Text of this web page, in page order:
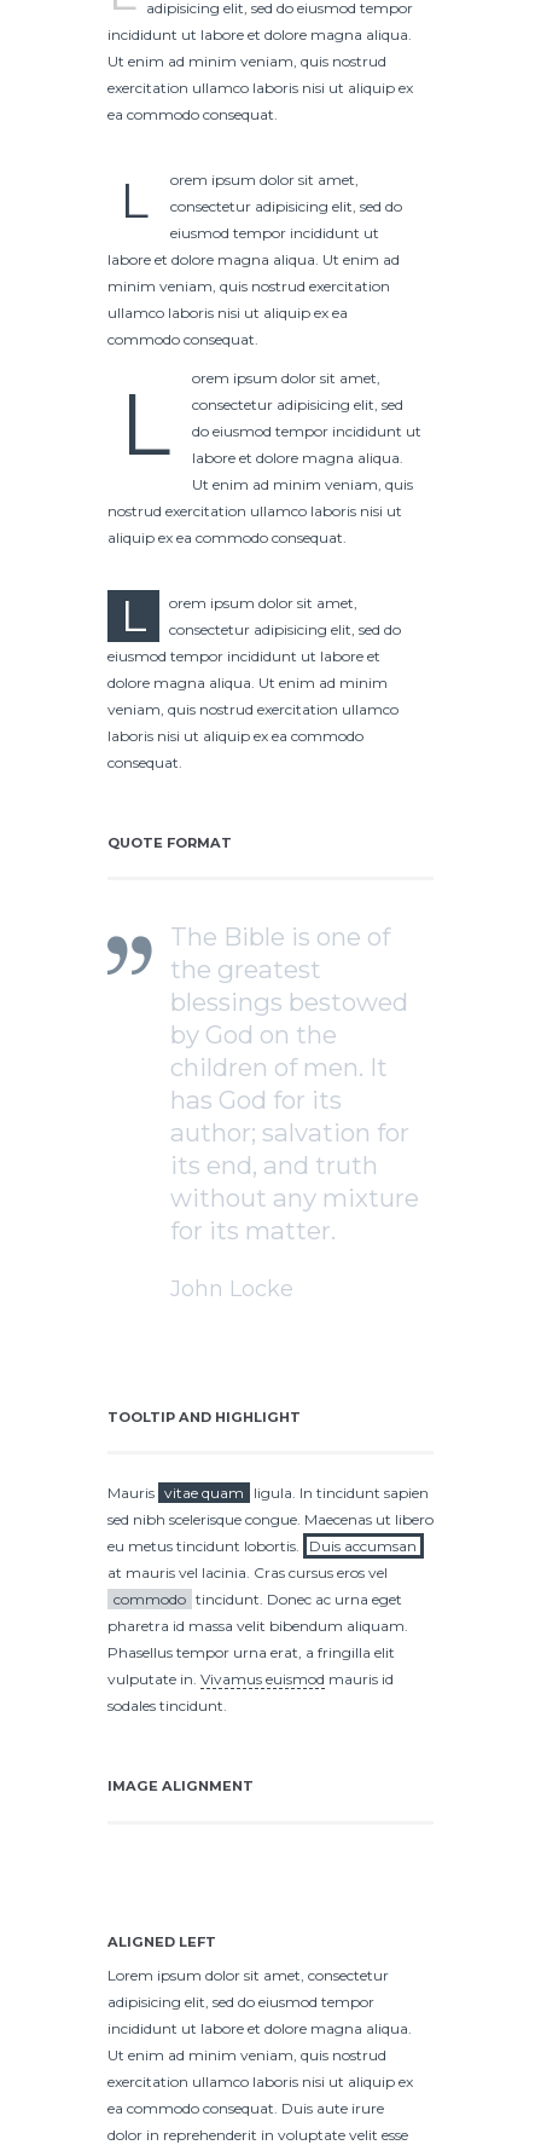
adipisicing elit, sed do eiusmod tempor
incididunt ut labore et dolore magna aliqua.
Ut enim ad minim veniam, quis nostrud
exercitation ullamco laboris nisi ut aliquip ex
ea commodo consequat.
L
orem ipsum dolor sit amet,
consectetur adipisicing elit, sed do
eiusmod tempor incididunt ut
labore et dolore magna aliqua. Ut enim ad
minim veniam, quis nostrud exercitation
ullamco laboris nisi ut aliquip ex ea
commodo consequat.
L
orem ipsum dolor sit amet,
consectetur adipisicing elit, sed
do eiusmod tempor incididunt ut
labore et dolore magna aliqua.
Ut enim ad minim veniam, quis
nostrud exercitation ullamco laboris nisi ut
aliquip ex ea commodo consequat.
L
orem ipsum dolor sit amet,
consectetur adipisicing elit, sed do
eiusmod tempor incididunt ut labore et
dolore magna aliqua. Ut enim ad minim
veniam, quis nostrud exercitation ullamco
laboris nisi ut aliquip ex ea commodo
consequat.
QUOTE FORMAT
The Bible is one of
the greatest
blessings bestowed
by God on the
children of men. It
has God for its
author; salvation for
its end, and truth
without any mixture
for its matter.
John Locke
TOOLTIP AND HIGHLIGHT
Mauris vitae quam
ligula. In tincidunt sapien
sed nibh scelerisque congue. Maecenas ut libero
eu metus tincidunt lobortis.
Duis accumsan
at mauris vel lacinia. Cras cursus eros vel
commodo tincidunt. Donec ac urna eget
pharetra id massa velit bibendum aliquam.
Phasellus tempor urna erat, a fringilla elit
vulputate in. Vivamus euismod mauris id
sodales tincidunt.
IMAGE ALIGNMENT
ALIGNED LEFT
Lorem ipsum dolor sit amet, consectetur
adipisicing elit, sed do eiusmod tempor
incididunt ut labore et dolore magna aliqua.
Ut enim ad minim veniam, quis nostrud
exercitation ullamco laboris nisi ut aliquip ex
ea commodo consequat. Duis aute irure
dolor in reprehenderit in voluptate velit esse